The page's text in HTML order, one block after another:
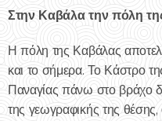
Στην Καβάλα την πόλη
Η πόλη της Καβάλας
και το σήμερα. Το Κάστρο
Παναγίας πάνω στο βράχο
της γεωγραφικής της